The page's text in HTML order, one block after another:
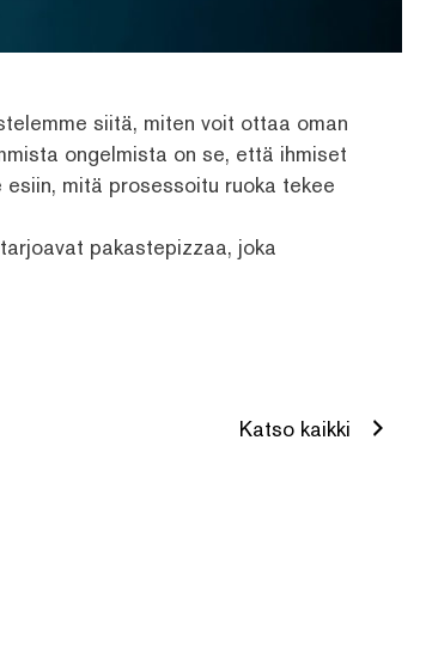
siitä, miten voit ottaa oman
ongelmista on se, että ihmiset
mitä prosessoitu ruoka tekee
pakastepizzaa, joka
Katso kaikki